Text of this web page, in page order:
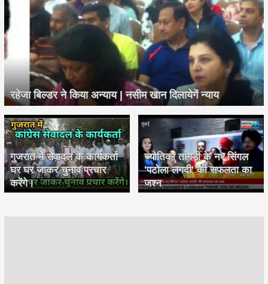
रहेजा बिल्डर ने किया अन्याय | नसीम खान दिलायेगें न्याय
गुजरात में सेवादल के कार्यकर्ता
घर घर जाकर चुनाव प्रचार
करेंगे।
ज्योतिका तांगड़ी के नए सिंगल
'पटोला लगदी' की सफलता का
जश्न